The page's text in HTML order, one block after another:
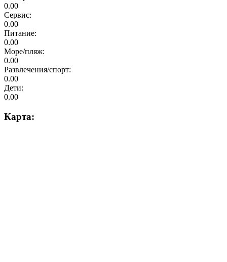
0.00
Сервис:
0.00
Питание:
0.00
Море/пляж:
0.00
Развлечения/спорт:
0.00
Дети:
0.00
Карта: